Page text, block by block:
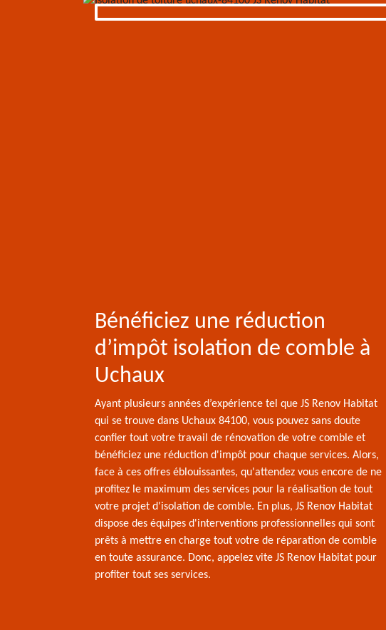
Bénéficiez une réduction
d’impôt isolation de comble à
Uchaux
Ayant plusieurs années d’expérience tel que JS Renov Habitat
qui se trouve dans Uchaux 84100, vous pouvez sans doute
confier tout votre travail de rénovation de votre comble et
bénéficiez une réduction d'impôt pour chaque services. Alors,
face à ces offres éblouissantes, qu'attendez vous encore de ne
profitez le maximum des services pour la réalisation de tout
votre projet d'isolation de comble. En plus, JS Renov Habitat
dispose des équipes d'interventions professionnelles qui sont
prêts à mettre en charge tout votre de réparation de comble
en toute assurance. Donc, appelez vite JS Renov Habitat pour
profiter tout ses services.